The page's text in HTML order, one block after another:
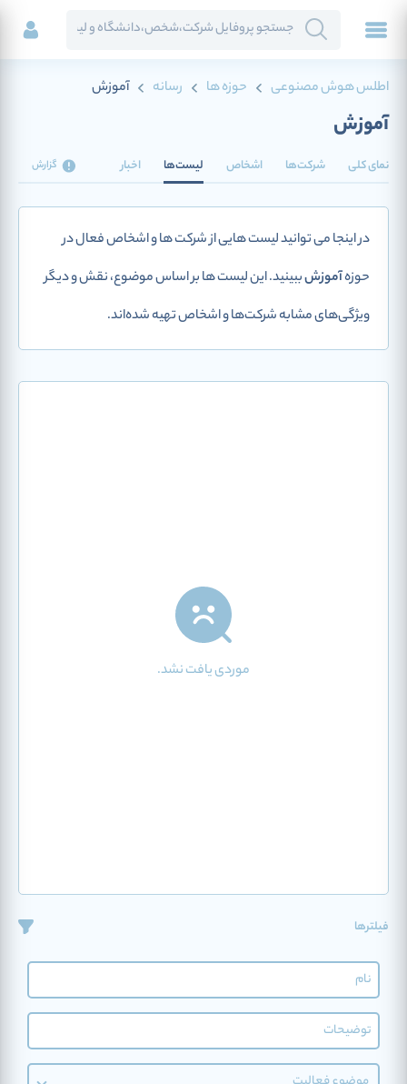
اطلس هوش مصنوعی حوزه ها رسانه آموزش
آموزش
نمای کلی شرکت‌ها اشخاص لیست‌ها اخبار گزارش
در اینجا می توانید لیست هایی از شرکت ها و اشخاص فعال در
حوزهآموزشببینید. این لیست ها بر اساس موضوع، نقش و دیگر
ویژگی‌های مشابه شرکت‌ها و اشخاص تهیه شده‌اند.
موردی یافت نشد.
فیلترها